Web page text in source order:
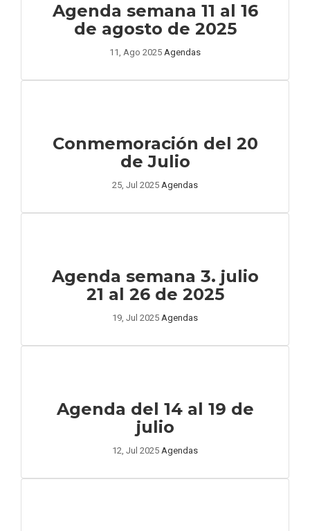
Agenda semana 11 al 16
de agosto de 2025
11, Ago 2025 Agendas
Conmemoración del 20
de Julio
25, Jul 2025 Agendas
Agenda semana 3. julio
21 al 26 de 2025
19, Jul 2025 Agendas
Agenda del 14 al 19 de
julio
12, Jul 2025 Agendas